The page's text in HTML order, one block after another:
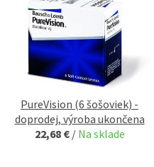
PureVision (6 šošoviek) -
doprodej, výroba ukončena
22,68 € / Na sklade